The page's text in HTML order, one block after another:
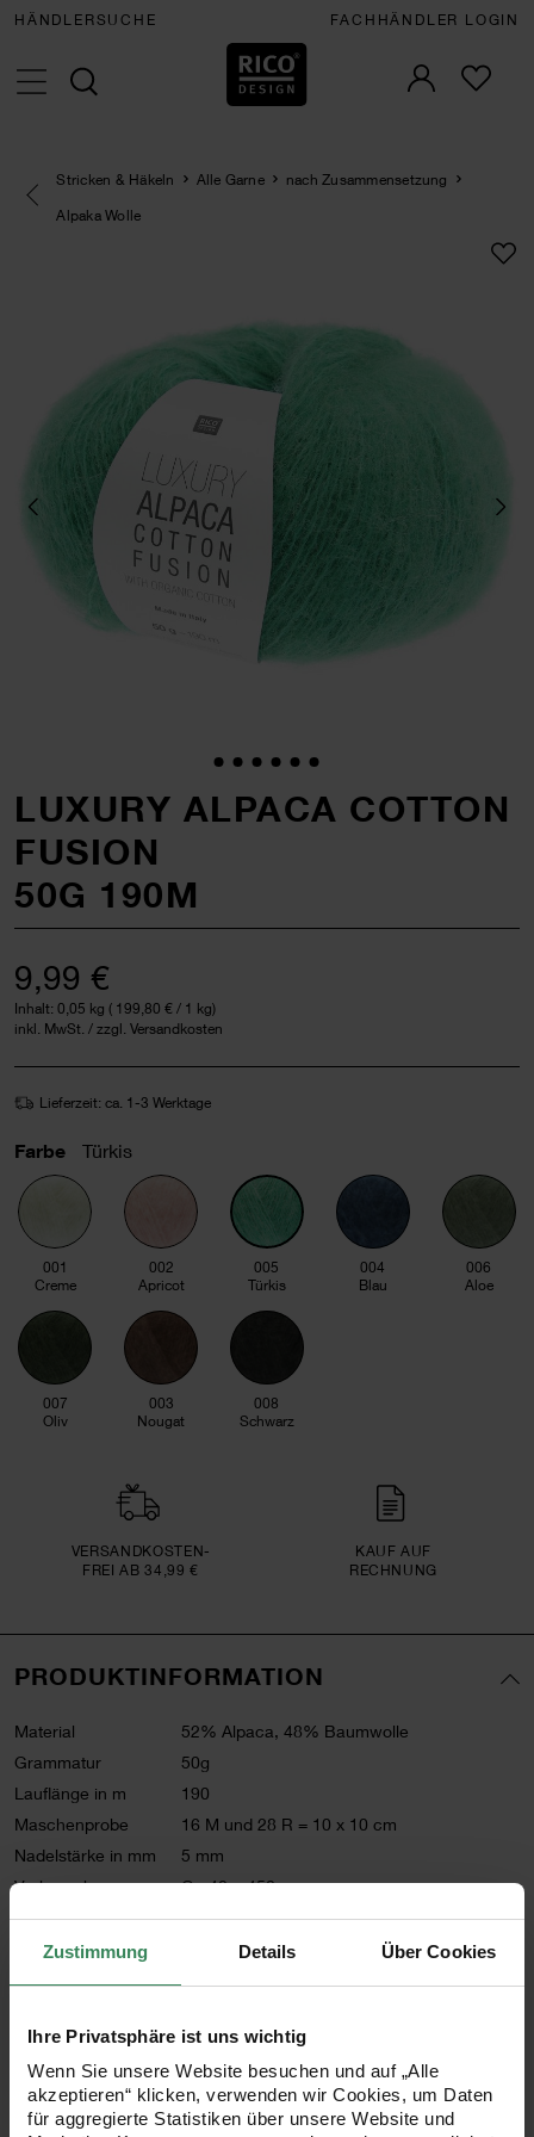
Zustimmung Details Über Cookies
Ihre Privatsphäre ist uns wichtig
Wenn Sie unsere Website besuchen und auf „Alle
akzeptieren“ klicken, verwenden wir Cookies, um Daten
für aggregierte Statistiken über unsere Website und
HÄNDLERSUCHE FACHHÄNDLER LOGIN
Eine Kategorie zurück navigieren
Stricken & Häkeln Alle Garne
nach Zusammensetzung
Alpaka Wolle
LUXURY ALPACA COTTON
FUSION
50G 190M
9,99 €
Inhalt: 0,05 kg ( 199,80 € / 1 kg)
inkl. MwSt. / zzgl. Versandkosten
Lieferzeit: ca. 1-3 Werktage
Farbe Türkis
001
Creme
002
Apricot
005
Türkis
004
Blau
006
Aloe
007
Oliv
003
Nougat
008
Schwarz
VERSAND­KOSTEN­
FREI AB 34,99 €
KAUF AUF
RECHNUNG
PRODUKTINFORMATION
Material
52% Alpaca, 48% Baumwolle
Grammatur
50g
Lauflänge in m
190
Maschenprobe
16 M und 28 R = 10 x 10 cm
Nadelstärke in mm
5 mm
Verbrauch
Gr. 40 = 450g
Pflegehinweise
Mehr Informationen zu Pflegehinweisen
Bestell-Nr. 3724873